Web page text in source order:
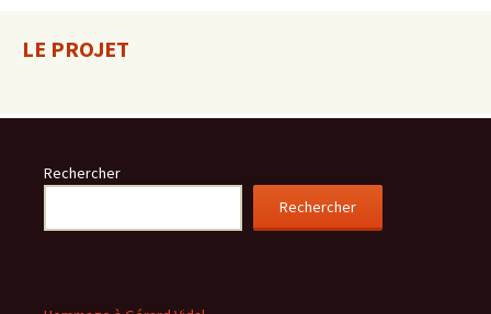
LE PROJET
Rechercher
Rechercher